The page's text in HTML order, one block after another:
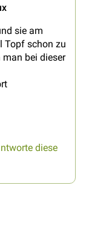
sie am
Topf schon zu
bei dieser
diese